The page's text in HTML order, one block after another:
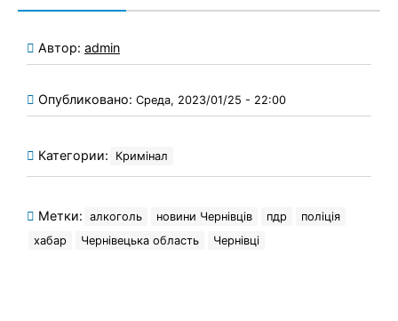
Автор: admin
Опубликовано: Среда, 2023/01/25 - 22:00
Категории: Кримінал
Метки: алкоголь новини Чернівців пдр
поліція
хабар
Чернівецька область Чернівці